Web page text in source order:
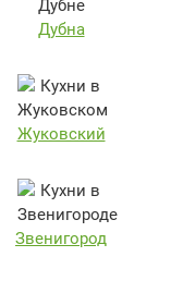
Дубна
Жуковский
Звенигород